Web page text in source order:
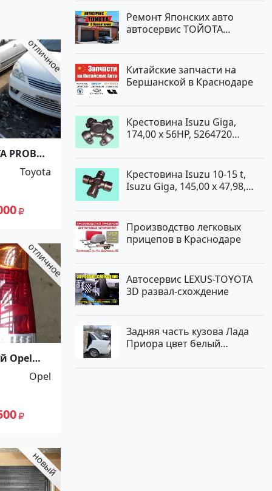
PROBOX
Toyota
Opel
Opel
Ремонт Японских авто
автосервис ТОЙОТА
Китайские запчасти на
Бершанской в Краснодаре
Крестовина Isuzu Giga,
174,00 x 56HP, 5264720
Крестовина Isuzu 10-15 t,
Isuzu Giga, 145,00 x 47,98,
Производство легковых
прицепов в Краснодаре
Автосервис LEXUS-TOYOTA
3D развал-схождение
Задняя часть кузова Лада
Приора цвет белый